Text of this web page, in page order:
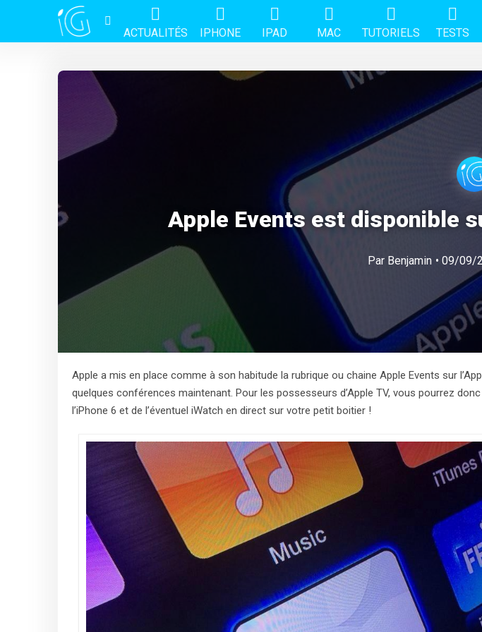
ACTUALITÉS IPHONE IPAD MAC TUTORIELS TESTS
Apple Events est disponible
Par Benjamin • 09/09/
Apple a mis en place comme à son habitude la rubrique ou chaine Apple Events sur
quelques conférences maintenant. Pour les possesseurs d’Apple TV, vous pourrez
l’iPhone 6 et de l’éventuel iWatch en direct sur votre petit boitier !